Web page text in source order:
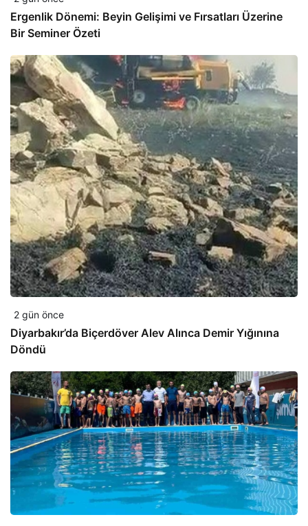
Ergenlik Dönemi: Beyin Gelişimi ve Fırsatları Üzerine
Bir Seminer Özeti
2 gün önce
Diyarbakır’da Biçerdöver Alev Alınca Demir Yığınına
Döndü